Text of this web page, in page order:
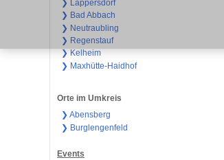
❯ Lappersdorf
❯ Bad Abbach
❯ Neutraubling
❯ Regenstauf
❯ Kelheim
❯ Maxhütte-Haidhof
Orte im Umkreis
❯ Abensberg
❯ Burglengenfeld
Events